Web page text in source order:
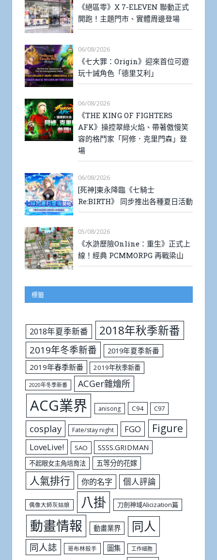
《絕區零》X 7-ELEVEN 聯動正式
開跑！主題門市、實體周邊登場
06/08/2026
《七大罪：Origin》迎來首位可遊
玩十誡角色「德里艾利」
06/08/2026
《THE KING OF FIGHTERS
AFK》操控翠綠火焰、帶著傲慢笑
容的格鬥家「阿修．克里門森」登
場
06/08/2026
[死神]東永降臨《七騎士
Re:BIRTH》 同步推出各種夏日活動
05/08/2026
《水滸歷險Online：重生》正式上
線！經典 PCMMORPG 再戰梁山
標籤
2018年夏季新番 2018年秋季新番
2019年冬季新番
2019年夏季新番
2019年春季新番
2019年秋季新番
2020年冬季新番 ACGer雜燴所
ACG業界 anisong C94 C97
cosplay Fate/stay night FGO Figure
LoveLive! SAO SSSS.GRIDMAN
不起眼女主角培育法 五等分的花嫁
人氣排行 你的名字 個人評論
偶像大師灰姑娘 八掛 刀劍神域Alicization篇
動畫情報 動畫業界 同人
同人誌 哥布林殺手 圖集 工作細胞